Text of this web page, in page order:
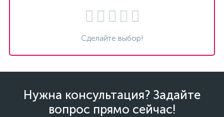
Сделайте выбор!
Нужна консультация? Задайте
вопрос прямо сейчас!